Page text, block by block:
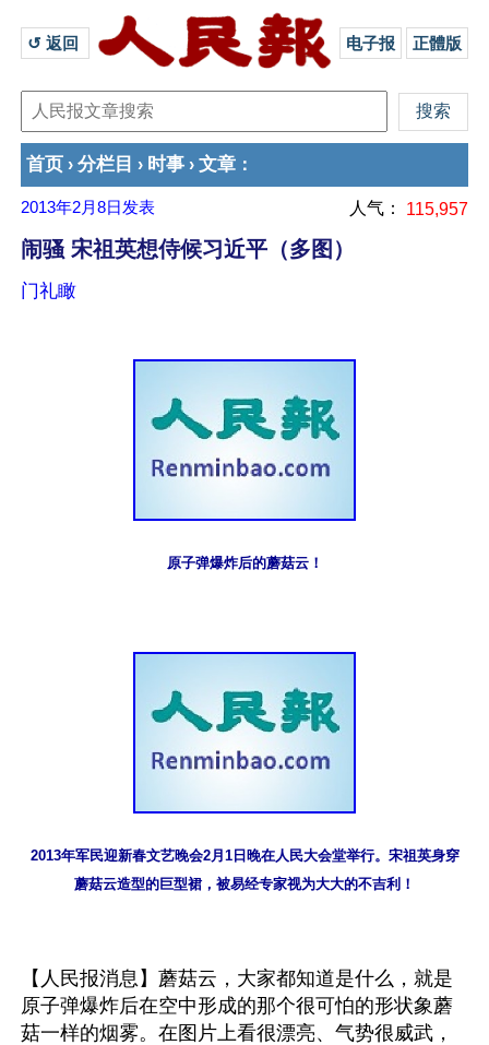
↺ 返回 电子报 正體版
首页 › 分栏目 › 时事 › 文章 ：
2013年2月8日 发表 人气： 115,957
闹骚 宋祖英想侍候习近平（多图）
门礼瞰
原子弹爆炸后的蘑菇云！
2013年军民迎新春文艺晚会2月1日晚在人民大会堂举行。宋祖英身穿
蘑菇云造型的巨型裙，被易经专家视为大大的不吉利！
【人民报消息】蘑菇云，大家都知道是什么，就是
原子弹爆炸后在空中形成的那个很可怕的形状象蘑
菇一样的烟雾。在图片上看很漂亮、气势很威武，